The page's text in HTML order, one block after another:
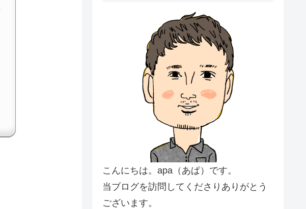
こんにちは。apa（あぱ）です。
当ブログを訪問してくださりありがとう
ございます。